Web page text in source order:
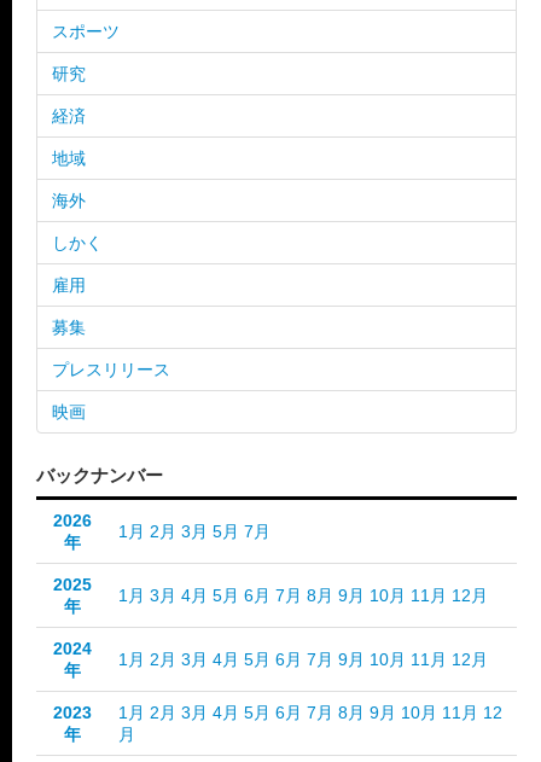
スポーツ
研究
経済
地域
海外
しかく
雇用
募集
プレスリリース
映画
バックナンバー
2026
年
1月 2月 3月 5月 7月
2025
年
1月 3月 4月 5月 6月 7月 8月 9月 10月 11月 12月
2024
年
1月 2月 3月 4月 5月 6月 7月 9月 10月 11月 12月
2023
年
1月 2月 3月 4月 5月 6月 7月 8月 9月 10月 11月 12
月